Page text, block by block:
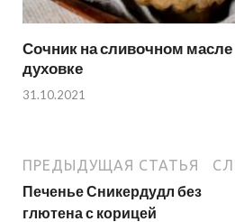
Сочник на сливочном масле
духовке
31.10.2021
ПРЕДЫДУЩАЯ СТАТЬЯ
Печенье Сникердудл без
глютена с корицей